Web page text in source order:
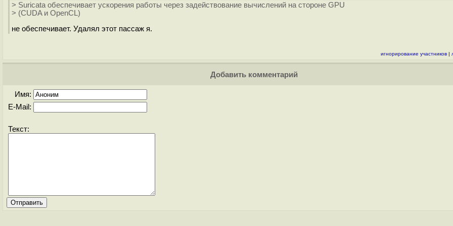
> Suricata обеспечивает ускорения работы через задействование вычислений на стороне GPU
> (CUDA и OpenCL)
не обеспечивает. Удалял этот пассаж я.
игнорирование участников |
Добавить комментарий
Имя:
E-Mail:
Текст: